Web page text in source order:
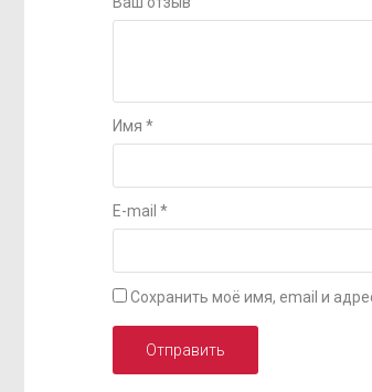
Имя *
E-mail *
Сохранить моё имя, email и